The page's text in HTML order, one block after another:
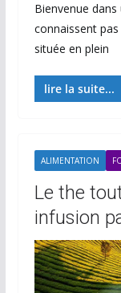
Bienvenue dans
connaissent
située en plein
lire la suite...
ALIMENTATION
Le the
infusion